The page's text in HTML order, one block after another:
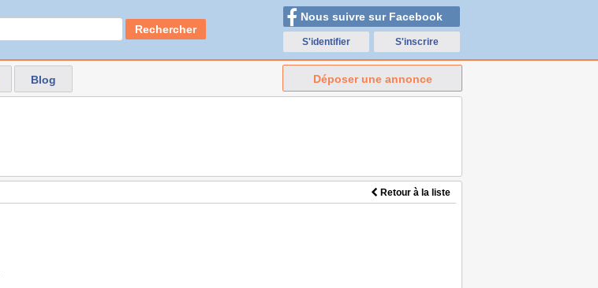
Rechercher
Nous suivre sur Facebook
S'identifier S'inscrire
Blog Déposer une annonce
Retour à la liste